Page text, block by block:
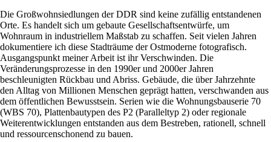
Die Großwohnsiedlungen der DDR sind keine zufällig entstandenen
Orte. Es handelt sich um gebaute Gesellschaftsentwürfe, um
Wohnraum in industriellem Maßstab zu schaffen. Seit vielen Jahren
dokumentiere ich diese Stadträume der Ostmoderne fotografisch.
Ausgangspunkt meiner Arbeit ist ihr Verschwinden. Die
Veränderungsprozesse in den 1990er und 2000er Jahren
beschleunigten Rückbau und Abriss. Gebäude, die über Jahrzehnte
den Alltag von Millionen Menschen geprägt hatten, verschwanden aus
dem öffentlichen Bewusstsein. Serien wie die Wohnungsbauserie 70
(WBS 70), Plattenbautypen des P2 (Paralleltyp 2) oder regionale
Weiterentwicklungen entstanden aus dem Bestreben, rationell, schnell
und ressourcenschonend zu bauen.